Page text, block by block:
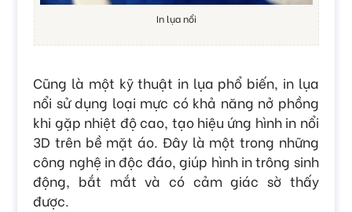
In lụa nổi
Cũng là một kỹ thuật in lụa phổ biến, in lụa
nổi sử dụng loại mực có khả năng nở phồng
khi gặp nhiệt độ cao, tạo hiệu ứng hình in nổi
3D trên bề mặt áo. Đây là một trong những
công nghệ in độc đáo, giúp hình in trông sinh
động, bắt mắt và có cảm giác sờ thấy
được.